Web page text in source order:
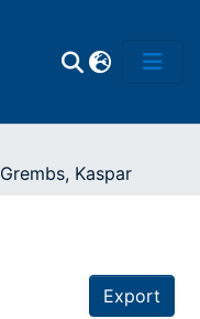
Grembs, Kaspar
Export